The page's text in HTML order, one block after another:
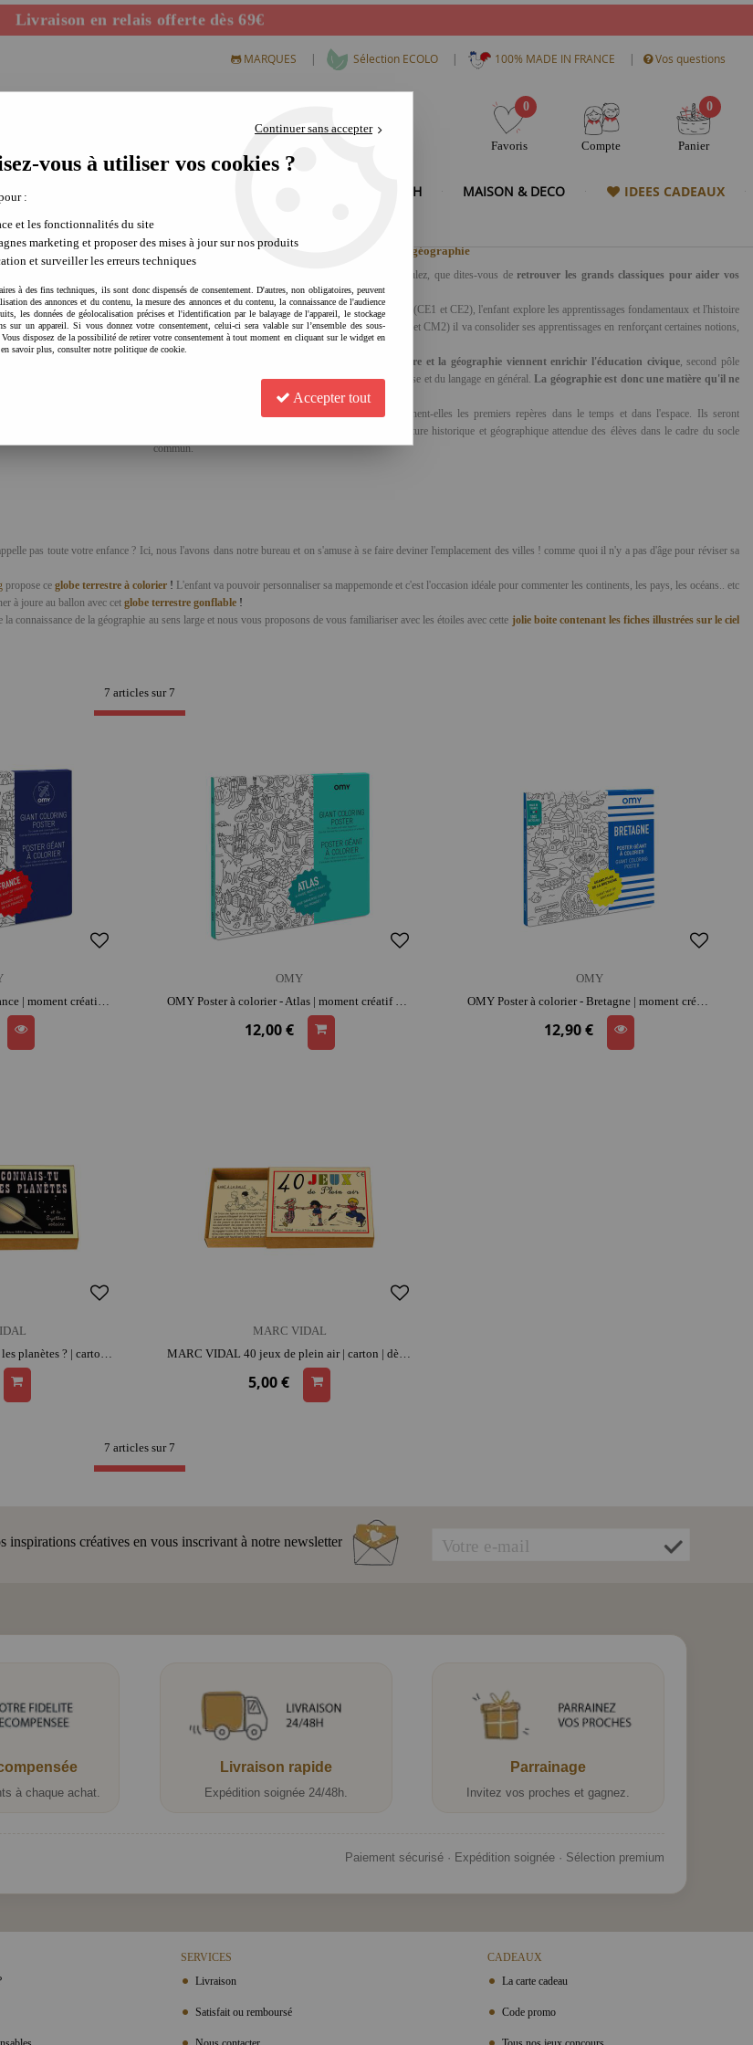
Livraison en relais offerte dès 69€
MARQUES | Sélection ECOLO | 100% MADE IN FRANCE | Vos questions
0
Favoris Compte
0
Panier
MODE & HIGH TECH MAISON & DECO IDEES CADEAUX
Les grands classiques éducatifs pour apprendre la géographie
Si la tendance est à l'Ipad, Iphone, I tout ce que vous voulez, que dites-vous de retrouver les grands classiques pour aider vos
enfants à comprendre la géographie.
La géographie est en effet enseignée dès le CE1. En cycle 2 (CE1 et CE2), l'enfant explore les apprentissages fondamentaux et l'histoire
et la géographie en font pleinement partie. En cycle 3 (CM1 et CM2) il va consolider ses apprentissages en renforçant certaines notions,
ou en les complétant plus en détail.
histoire et la géographie viennent enrichir l'éducation civique, second pôle
organisateur de l'école, après la maitrise de la langue française et du langage en général.La géographie est donc une matière qu'il ne
Ainsi, les connaissances acquises au fil des leçons dessinent-elles les premiers repères dans le temps et dans l'espace. Ils seront
consolidés et approfondis au collège pour constituer la culture historique et géographique attendue des élèves dans le cadre du socle
commun.
pas toute votre enfance ? Ici, nous l'avons dans notre bureau et on s'amuse à se faire deviner l'emplacement des villes ! comme quoi il n'y a pas d'âge pour réviser sa
propose ce globe terrestre à colorier ! L'enfant va pouvoir personnaliser sa mappemonde et c'est l'occasion idéale pour commenter les continents, les pays, les océans.. etc
à joure au ballon avec cet globe terrestre gonflable !
connaissance de la géographie au sens large et nous vous proposons de vous familiariser avec les étoiles avec cette jolie boite contenant les fiches illustrées sur le ciel
7 articles sur 7
OMY Poster à colorier - France | moment créatif apaisant | imagination et précision
OMY
OMY Poster à colorier - Atlas | moment créatif apaisant | imagination et précision
12,00 €
OMY
OMY Poster à colorier - Bretagne | moment créatif apaisant | imagination et précision
12,90 €
MARC VIDAL Connais-tu les planètes ? | carton | moment convivial et intergénérationnel | jeu éducatif
MARC VIDAL
MARC VIDAL 40 jeux de plein air | carton | dès 3 ans | format poche | parfait pour les sorties | moment convivial
5,00 €
7 articles sur 7
inspirations créatives en vous inscrivant à notre newsletter
à chaque achat.
Livraison rapide
Expédition soignée 24/48h.
Parrainage
Invitez vos proches et gagnez.
Paiement sécurisé · Expédition soignée · Sélection premium
SERVICES
Livraison
Satisfait ou remboursé
CADEAUX
La carte cadeau
Code promo
Continuer sans accepter
vous à utiliser vos cookies ?
:
et les fonctionnalités du site
marketing et proposer des mises à jour sur nos produits
et surveiller les erreurs techniques
à des fins techniques, ils sont donc dispensés de consentement. D'autres, non obligatoires, peuvent
des annonces et du contenu, la mesure des annonces et du contenu, la connaissance de l'audience
les données de géolocalisation précises et l'identification par le balayage de l'appareil, le stockage
sur un appareil. Si vous donnez votre consentement, celui-ci sera valable sur l’ensemble des sous-
Vous disposez de la possibilité de retirer votre consentement à tout moment en cliquant sur le widget en
savoir plus, consulter notre politique de cookie.
Accepter tout